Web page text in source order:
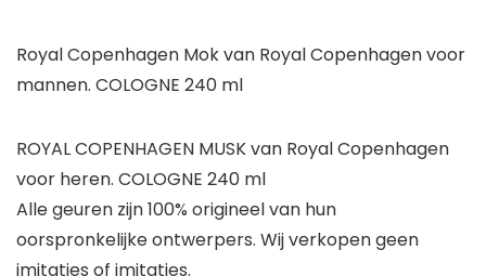
Royal Copenhagen Mok van Royal Copenhagen voor
mannen. COLOGNE 240 ml
ROYAL COPENHAGEN MUSK van Royal Copenhagen
voor heren. COLOGNE 240 ml
Alle geuren zijn 100% origineel van hun
oorspronkelijke ontwerpers. Wij verkopen geen
imitaties of imitaties.